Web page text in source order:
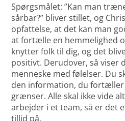
Spørgsmålet: ”Kan man
sårbar?” bliver stillet, og
opfattelse, at det kan man
at fortælle en hemmelighed
knytter folk til dig, og det
positivt. Derudover, så viser
menneske med følelser. Du
den information, du
grænser. Alle skal ikke vide
arbejder i et team, så er det
tillid på.